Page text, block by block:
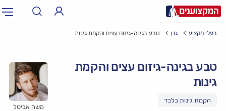
עיר
בעלי מקצוע גנן טבע בגינה-גיזום עצים והקמת גינות
משה אביטל
טבע בגינה-גיזום עצים והקמת
גינות